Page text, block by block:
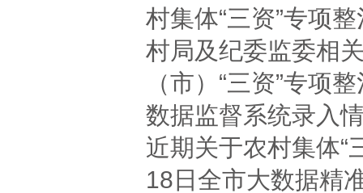
村集体“三资”专项
村局及纪委监委相
（市）“三资”专项
数据监督系统录入
近期关于农村集体“
18日全市大数据精